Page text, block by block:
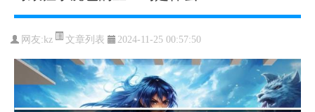
网友:kz 文章列表 2024-11-25 00:57:50